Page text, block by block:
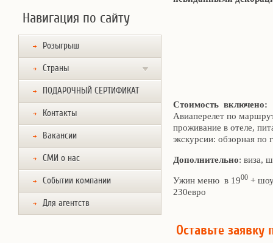
Навигация по сайту
Розыгрыш
Страны
ПОДАРОЧНЫЙ СЕРТИФИКАТ
Контакты
Вакансии
СМИ о нас
Событии компании
Для агентств
Стоимость включено:
Авиаперелет по
проживание в отеле,
экскурсии: обзорная
Дополнительно: виза,
Ужин меню в 1900 +
230евро
Оставьте заявку